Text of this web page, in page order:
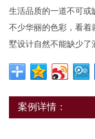
生活品质的一道不可或
不少华丽的色彩，看着
墅设计自然不能缺少了
案例详情：